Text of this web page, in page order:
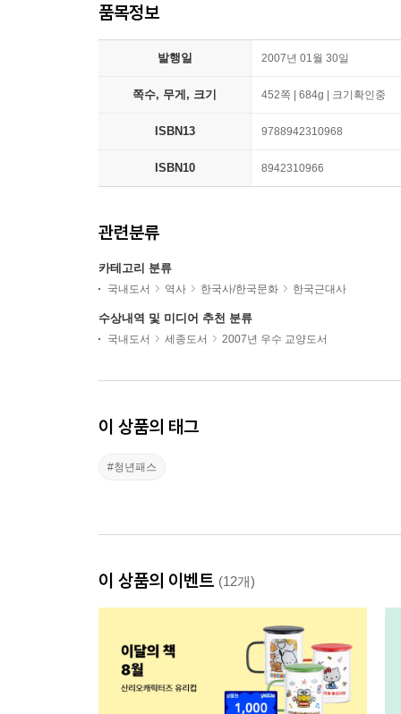
품목정보
발행일 2007년 01월 30일
쪽수, 무게, 크기 452쪽 | 684g | 크기확인중
ISBN13 9788942310968
ISBN10 8942310966
관련분류
카테고리 분류
국내도서 역사 한국사/한국문화 한국근대사
수상내역 및 미디어 추천 분류
국내도서 세종도서 2007년 우수 교양도서
이 상품의 태그
#청년패스
이 상품의 이벤트 (12개)